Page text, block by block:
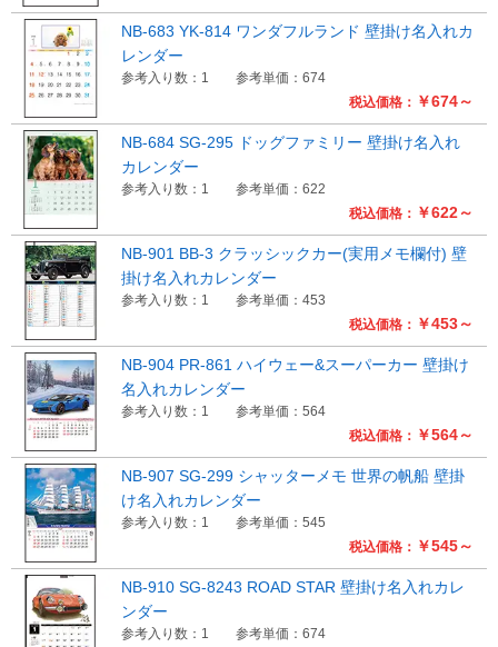
税込価格： ￥674～
NB-683 YK-814 ワンダフルランド 壁掛け名入れカ
レンダー
参考入り数：1 参考単価：674
税込価格： ￥622～
NB-684 SG-295 ドッグファミリー 壁掛け名入れ
カレンダー
参考入り数：1 参考単価：622
税込価格： ￥453～
NB-901 BB-3 クラッシックカー(実用メモ欄付) 壁
掛け名入れカレンダー
参考入り数：1 参考単価：453
税込価格： ￥564～
NB-904 PR-861 ハイウェー&スーパーカー 壁掛け
名入れカレンダー
参考入り数：1 参考単価：564
税込価格： ￥545～
NB-907 SG-299 シャッターメモ 世界の帆船 壁掛
け名入れカレンダー
参考入り数：1 参考単価：545
NB-910 SG-8243 ROAD STAR 壁掛け名入れカレ
ンダー
参考入り数：1 参考単価：674